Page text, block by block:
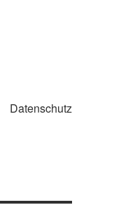
Datenschutz